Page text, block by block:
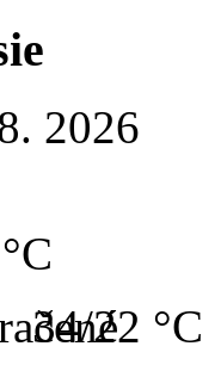
2026
34/22 °C